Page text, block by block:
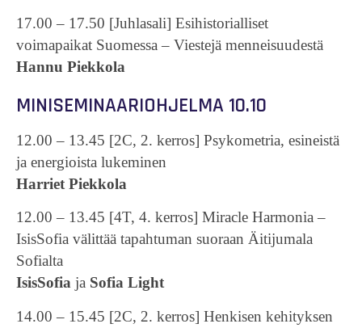
17.00 – 17.50 [Juhlasali] Esihistorialliset
voimapaikat Suomessa – Viestejä menneisuudestä
Hannu Piekkola
MINISEMINAARIOHJELMA 10.10
12.00 – 13.45 [2C, 2. kerros] Psykometria, esineistä
ja energioista lukeminen
Harriet Piekkola
12.00 – 13.45 [4T, 4. kerros] Miracle Harmonia –
IsisSofia välittää tapahtuman suoraan Äitijumala
Sofialta
IsisSofia ja Sofia Light
14.00 – 15.45 [2C, 2. kerros] Henkisen kehityksen